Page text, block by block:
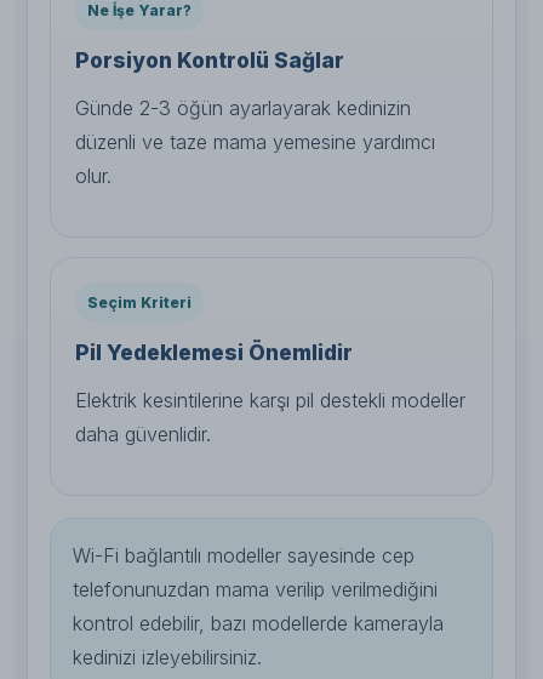
Ne İşe Yarar?
Porsiyon Kontrolü Sağlar
Günde 2-3 öğün ayarlayarak kedinizin
düzenli ve taze mama yemesine yardımcı
olur.
Seçim Kriteri
Pil Yedeklemesi Önemlidir
Elektrik kesintilerine karşı pil destekli modeller
daha güvenlidir.
Wi-Fi bağlantılı modeller sayesinde cep
telefonunuzdan mama verilip verilmediğini
kontrol edebilir, bazı modellerde kamerayla
kedinizi izleyebilirsiniz.